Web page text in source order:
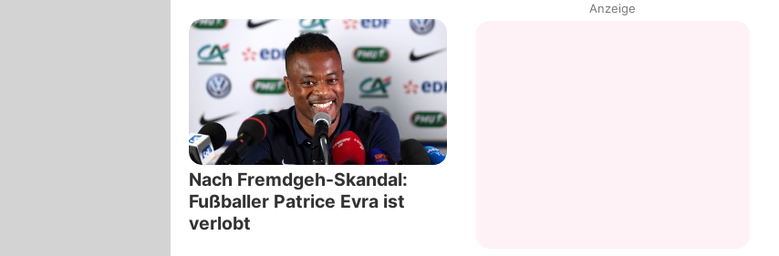
Nach Fremdgeh-Skandal:
Fußballer Patrice Evra ist
verlobt
Anzeige